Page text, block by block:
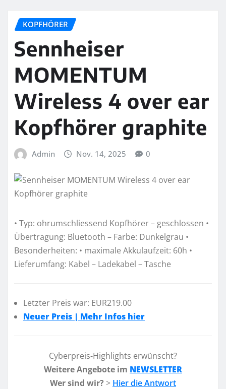
KOPFHÖRER
Sennheiser
MOMENTUM
Wireless 4 over ear
Kopfhörer graphite
Admin Nov. 14, 2025 0
• Typ: ohrumschliessend Kopfhörer – geschlossen •
Übertragung: Bluetooth – Farbe: Dunkelgrau •
Besonderheiten: • maximale Akkulaufzeit: 60h •
Lieferumfang: Kabel – Ladekabel – Tasche
Letzter Preis war: EUR219.00
Neuer Preis | Mehr Infos hier
Cyberpreis-Highlights erwünscht?
Weitere Angebote im NEWSLETTER
Wer sind wir? > Hier die Antwort